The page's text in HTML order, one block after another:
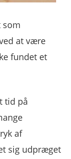
som
at være
fundet et
tid på
af
sig udpræget